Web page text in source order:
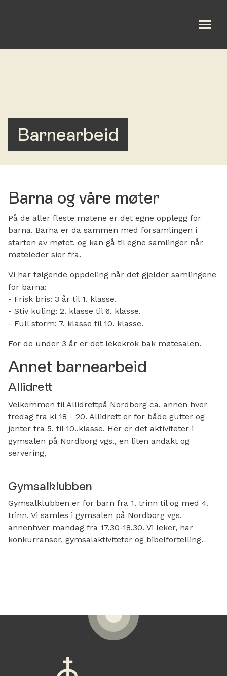
Bønn og samtale
Barnearbeid
Barna og våre møter
På de aller fleste møtene er det egne opplegg for
barna. Barna er da sammen med forsamlingen i
starten av møtet, og kan gå til egne samlinger når
møteleder sier fra.
Vi har følgende oppdeling når det gjelder samlingene
for barna:
- Frisk bris: 3 år til 1. klasse.
- Stiv kuling: 2. klasse til 6. klasse.
- Full storm: 7. klasse til 10. klasse.
For de under 3 år er det lekekrok bak møtesalen.
Annet barnearbeid
Allidrett
Velkommen til Allidrettpå Nordborg ca. annen hver
fredag fra kl 18 - 20. Allidrett er for både gutter og
jenter fra 5. til 10..klasse. Her er det aktiviteter i
gymsalen på Nordborg vgs., en liten andakt og
servering,
Gymsalklubben
Gymsalklubben er for barn fra 1. trinn til og med 4.
trinn. Vi samles i gymsalen på Nordborg vgs.
annenhver mandag fra 17.30-18.30. Vi leker, har
konkurranser, gymsalaktiviteter og bibelfortelling.